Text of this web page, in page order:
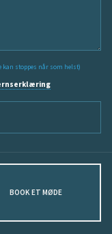
kan stoppes når som helst)
BOOK ET MØDE